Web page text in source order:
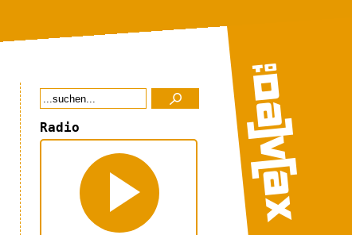
Radio